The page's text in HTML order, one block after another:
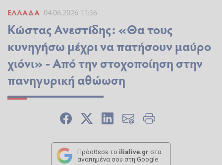
ΕΛΛΆΔΑ 04.06.2026 11:36
Κώστας Ανεστίδης: «Θα τους
κυνηγήσω μέχρι να πατήσουν μαύρο
χιόνι» - Από την στοχοποίηση στην
πανηγυρική αθώωση
Πρόσθεσε το ilialive.gr στα
αγαπημένα σου στη Google